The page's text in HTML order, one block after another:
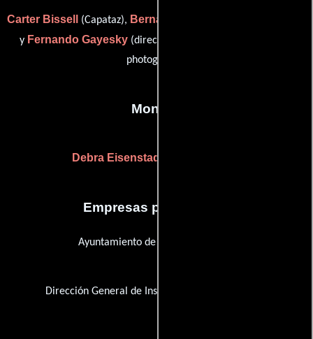
Carter Bissell (Capataz), Bernard X. Brongniart
y Fernando Gayesky (director of photography: additional
photography)
Montaje
Debra Eisenstadt
Empresas productoras
Ayuntamiento de Lucena, Córdoba
Dirección General de Instituciones Penitenciarias